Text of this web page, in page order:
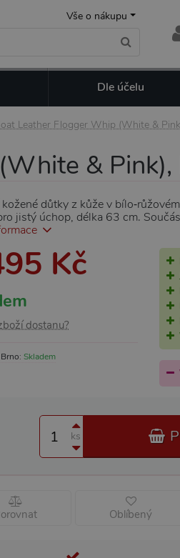
Vše o nákupu
Dle účelu
Leather Flogger Whip (White &
&
důtky z kůže v
jistý úchop, délka 63 cm.
Kč
dostanu?
Skladem
ks
Oblíbený